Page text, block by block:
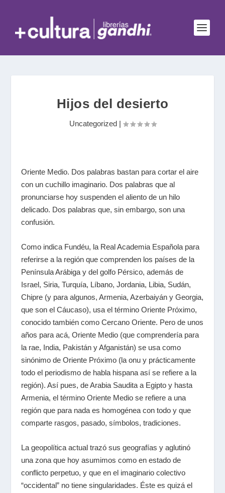
Hijos del desierto
Uncategorized|
Oriente Medio. Dos palabras bastan para cortar el aire
con un cuchillo imaginario. Dos palabras que al
pronunciarse hoy suspenden el aliento de un hilo
delicado. Dos palabras que, sin embargo, son una
confusión.
Como indica Fundéu, la Real Academia Española para
referirse a la región que comprenden los países de la
Península Arábiga y del golfo Pérsico, además de
Israel, Siria, Turquía, Líbano, Jordania, Libia, Sudán,
Chipre (y para algunos, Armenia, Azerbaiyán y Georgia,
que son el Cáucaso), usa el término Oriente Próximo,
conocido también como Cercano Oriente. Pero de unos
años para acá, Oriente Medio (que comprendería para
la rae, India, Pakistán y Afganistán) se usa como
sinónimo de Oriente Próximo (la onu y prácticamente
todo el periodismo de habla hispana así se refiere a la
región). Así pues, de Arabia Saudita a Egipto y hasta
Armenia, el término Oriente Medio se refiere a una
región que para nada es homogénea con todo y que
comparte rasgos, pasado, símbolos, tradiciones.
La geopolítica actual trazó sus geografías y aglutinó
una zona que hoy asumimos como en estado de
conflicto perpetuo, y que en el imaginario colectivo
“occidental” no tiene singularidades. Éste es quizá el